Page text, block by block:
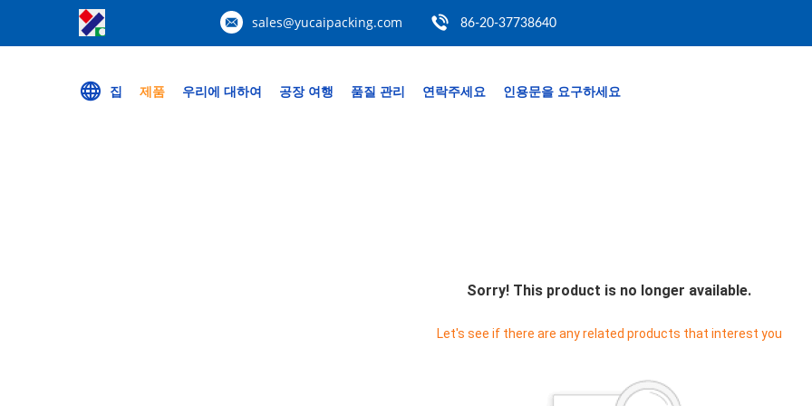
sales@yucaipacking.com 86-20-37738640
집 제품 우리에 대하여 공장 여행 품질 관리 연락주세요 인용문을 요구하세요
Sorry! This product is no longer available.
Let's see if there are any related products that interest you